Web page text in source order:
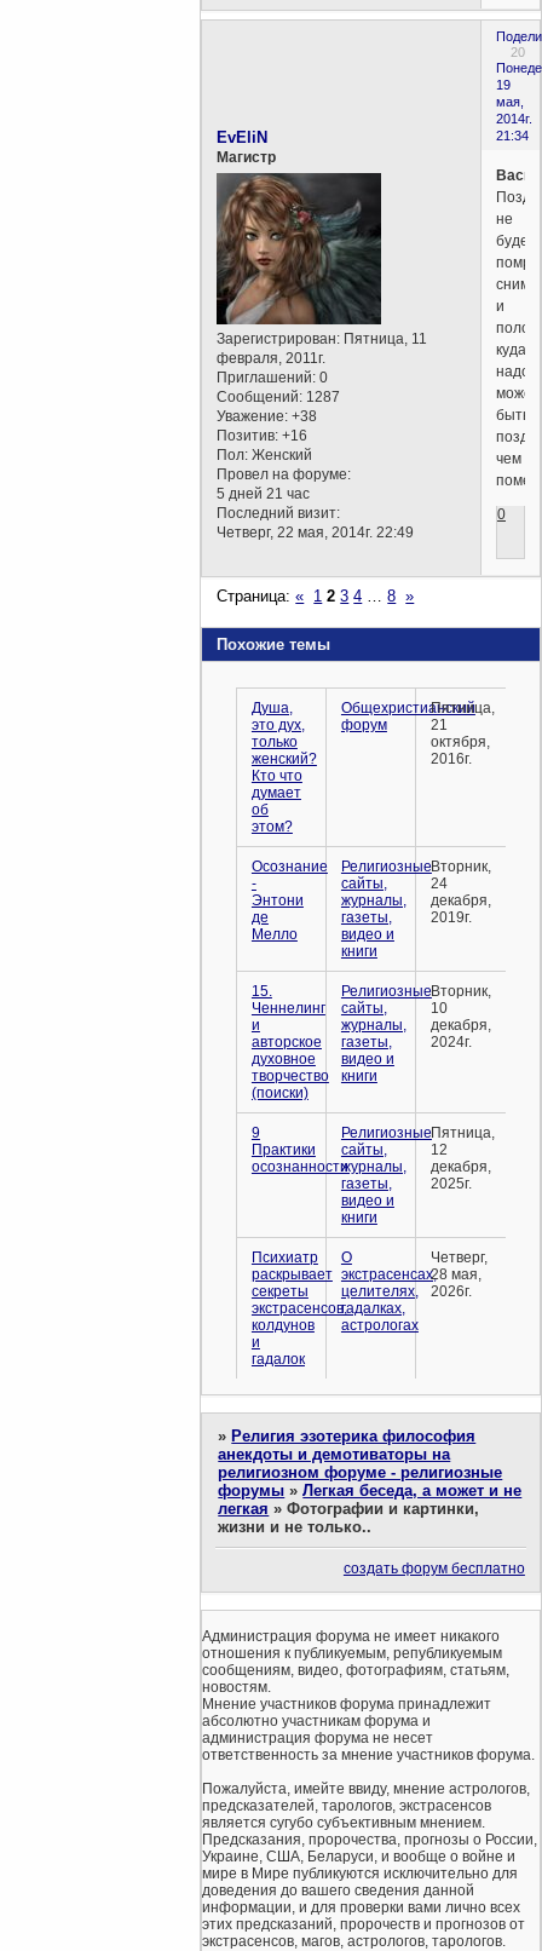
20
19
мая,
2014г.
21:34
EvEliN
Магистр
Зарегистрирован: Пятница, 11
февраля, 2011г.
Приглашений: 0
Сообщений: 1287
Уважение: +38
Позитив: +16
Пол: Женский
Провел на форуме:
5 дней 21 час
Последний визит:
Четверг, 22 мая, 2014г. 22:49
не
будет-
помру-
и
куда
может
быть
чем
0
Страница:« 1 2 3 4 8 »
Похожие темы
Душа,
это дух,
только
женский?
Кто что
думает
об
этом?
Общехристианский
форум
Пятница,
21
октября,
2016г.
Осознание
-
Энтони
де
Мелло
Религиозные
сайты,
журналы,
газеты,
видео и
книги
Вторник,
24
декабря,
2019г.
15.
Ченнелинг
и
авторское
духовное
творчество
(поиски)
Религиозные
сайты,
журналы,
газеты,
видео и
книги
Вторник,
10
декабря,
2024г.
9
Практики
осознанности
Религиозные
сайты,
журналы,
газеты,
видео и
книги
Пятница,
12
декабря,
2025г.
Психиатр
раскрывает
секреты
экстрасенсов,
колдунов
и
гадалок
О
экстрасенсах,
целителях,
гадалках,
астрологах
Четверг,
28 мая,
2026г.
» Религия эзотерика философия
анекдоты и демотиваторы на
религиозном форуме - религиозные
форумы »Легкая беседа, а может и не
легкая »Фотографии и картинки,
жизни и не только..
создать форум бесплатно
Администрация форума не имеет никакого
отношения к публикуемым, републикуемым
сообщениям, видео, фотографиям, статьям,
новостям.
Мнение участников форума принадлежит
абсолютно участникам форума и
администрация форума не несет
ответственность за мнение участников форума.
Пожалуйста, имейте ввиду, мнение астрологов,
предсказателей, тарологов, экстрасенсов
является сугубо субъективным мнением.
Предсказания, пророчества, прогнозы о России,
Украине, США, Беларуси, и вообще о войне и
мире в Мире публикуются исключительно для
доведения до вашего сведения данной
информации, и для проверки вами лично всех
этих предсказаний, пророчеств и прогнозов от
экстрасенсов, магов, астрологов, тарологов.